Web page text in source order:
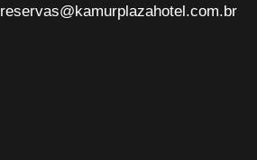
reservas@kamurplazahotel.com.br